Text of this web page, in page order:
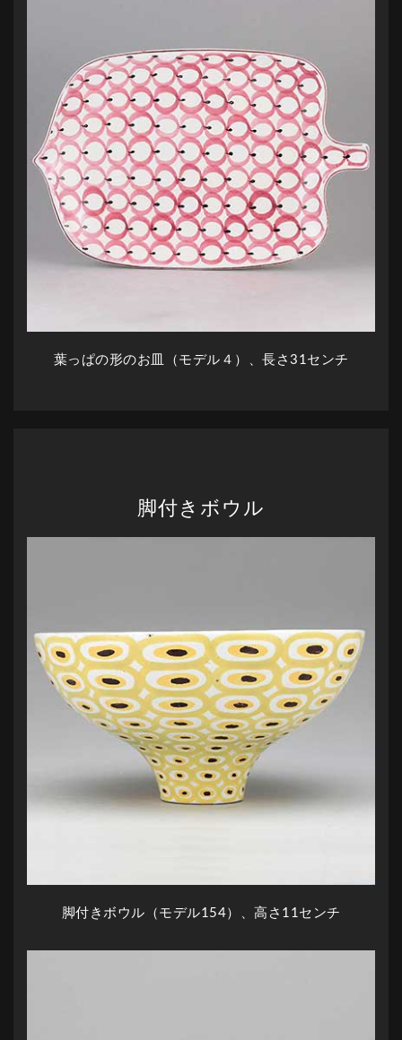
葉っぱの形のお皿（モデル４）、長さ31センチ
脚付きボウル
脚付きボウル（モデル154）、高さ11センチ